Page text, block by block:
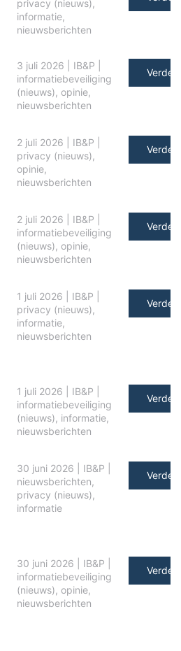
privacy (nieuws),
informatie,
nieuwsberichten
3 juli 2026 IB&P
informatiebeveiliging
(nieuws), opinie,
nieuwsberichten
Verder
2 juli 2026 IB&P
privacy (nieuws),
opinie,
nieuwsberichten
Verder
2 juli 2026 IB&P
informatiebeveiliging
(nieuws), opinie,
nieuwsberichten
Verder
1 juli 2026 IB&P
privacy (nieuws),
informatie,
nieuwsberichten
Verder
1 juli 2026 IB&P
informatiebeveiliging
(nieuws), informatie,
nieuwsberichten
Verder
30 juni 2026 IB&P
nieuwsberichten,
privacy (nieuws),
informatie
Verder
30 juni 2026 IB&P
informatiebeveiliging
(nieuws), opinie,
nieuwsberichten
Verder